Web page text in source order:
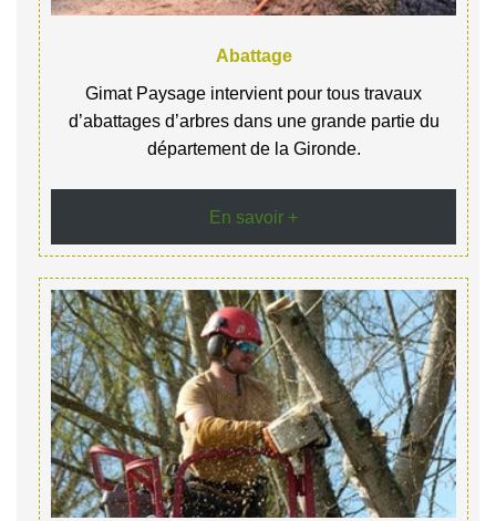
Abattage
Gimat Paysage intervient pour tous travaux
d’abattages d’arbres dans une grande partie du
département de la Gironde.
En savoir +